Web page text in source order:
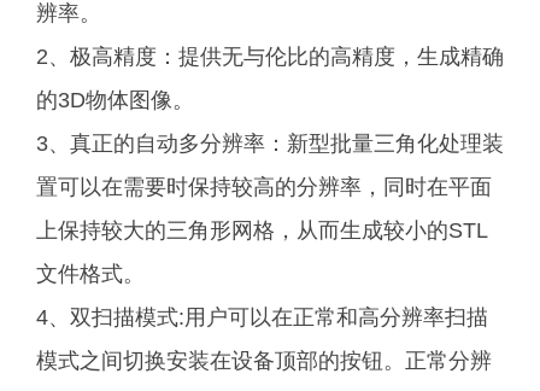
辨率。
2、极高精度：提供无与伦比的高精度，生成精确
的3D物体图像。
3、真正的自动多分辨率：新型批量三角化处理装
置可以在需要时保持较高的分辨率，同时在平面
上保持较大的三角形网格，从而生成较小的STL
文件格式。
4、双扫描模式:用户可以在正常和高分辨率扫描
模式之间切换安装在设备顶部的按钮。正常分辨